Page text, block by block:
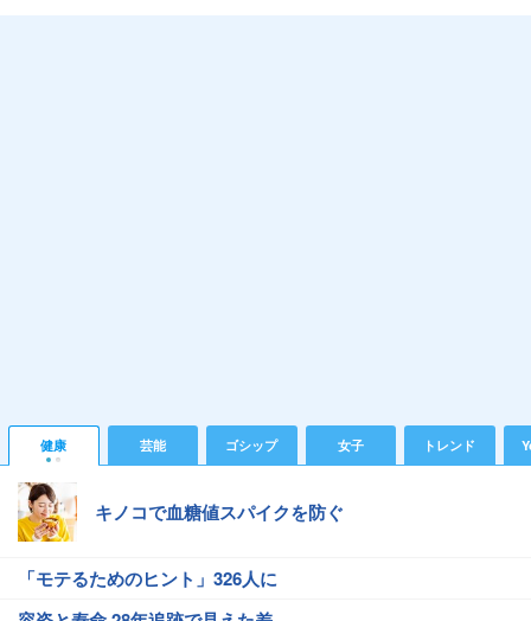
健康 芸能 ゴシップ 女子 トレンド
キノコで血糖値スパイクを防ぐ
「モテるためのヒント」326人に